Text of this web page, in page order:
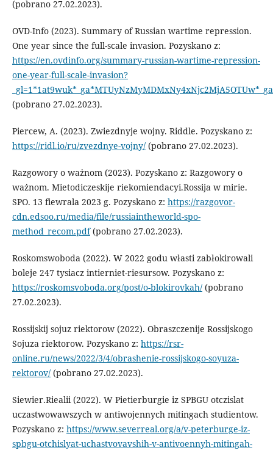
(pobrano 27.02.2023).
OVD-Info (2023). Summary of Russian wartime repression.
One year since the full-scale invasion. Pozyskano z:
https://en.ovdinfo.org/summary-russian-wartime-repression-
one-year-full-scale-invasion?
(pobrano 27.02.2023).
Piercew, A. (2023). Zwiezdnyje wojny. Riddle. Pozyskano z:
https://ridl.io/ru/zvezdnye-vojny/(pobrano 27.02.2023).
Razgowory o ważnom (2023). Pozyskano z: Razgowory o
ważnom. Mietodiczeskije riekomiendacyi.Rossija w mirie.
SPO. 13 fiewrala 2023 g. Pozyskano z: https://razgovor-
cdn.edsoo.ru/media/file/russiaintheworld-spo-
method_recom.pdf(pobrano 27.02.2023).
Roskomswoboda (2022). W 2022 godu własti zabłokirowali
boleje 247 tysiacz intierniet-riesursow. Pozyskano z:
https://roskomsvoboda.org/post/o-blokirovkah/(pobrano
27.02.2023).
Rossijskij sojuz riektorow (2022). Obraszczenije Rossijskogo
Sojuza riektorow. Pozyskano z: https://rsr-
online.ru/news/2022/3/4/obrashenie-rossijskogo-soyuza-
rektorov/(pobrano 27.02.2023).
Siewier.Riealii (2022). W Pietierburgie iz SPBGU otczislat
uczastwowawszych w antiwojennych mitingach studientow.
Pozyskano z: https://www.severreal.org/a/v-peterburge-iz-
spbgu-otchislyat-uchastvovavshih-v-antivoennyh-mitingah-